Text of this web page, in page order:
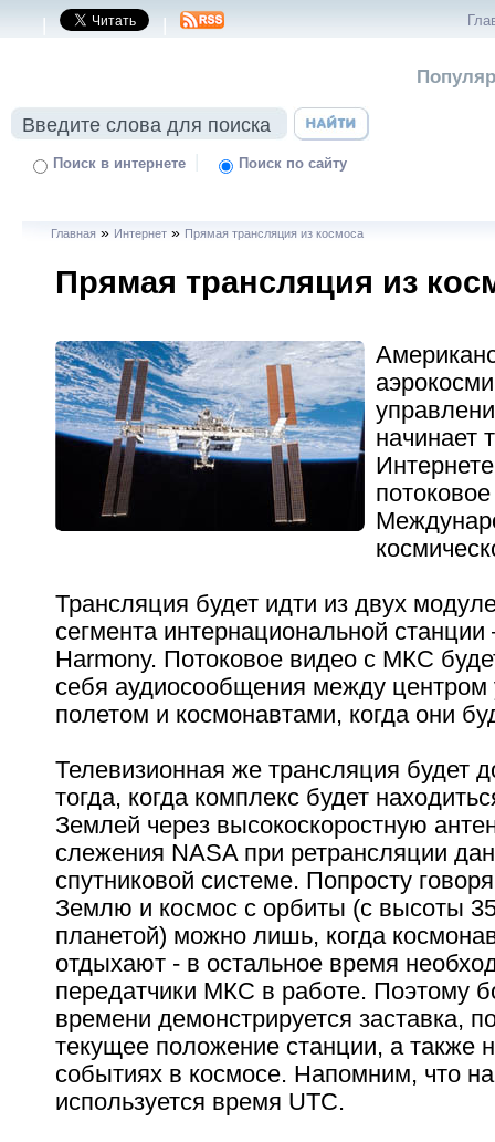
| |
Поиск в интернете | Поиск по сайту
Главная » Интернет » Прямая трансляция из космоса
Прямая трансляция из
начинает
Трансляция будет идти из двух
сегмента интернациональной
Harmony. Потоковое видео с МКС
себя аудиосообщения между центром
полетом и космонавтами, когда они
Телевизионная же трансляция будет
тогда, когда комплекс будет
Землей через высокоскоростную
слежения NASA при ретрансляции
спутниковой системе. Попросту
Землю и космос с орбиты (с высоты
планетой) можно лишь, когда
отдыхают - в остальное время
передатчики МКС в работе. Поэтому
времени демонстрируется заставка,
текущее положение станции, а также
событиях в космосе. Напомним, что
используется время UTC.